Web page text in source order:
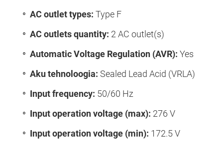
AC outlet types: Type F
AC outlets quantity: 2 AC outlet(s)
Automatic Voltage Regulation (AVR): Yes
Aku tehnoloogia: Sealed Lead Acid (VRLA)
Input frequency: 50/60 Hz
Input operation voltage (max): 276 V
Input operation voltage (min): 172.5 V